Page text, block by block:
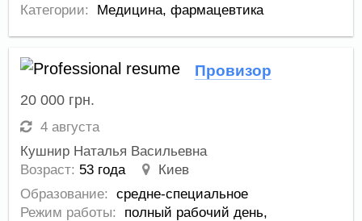
Категории:
Медицина, фармацевтика
Провизор
20 000 грн.
4 августа
Кушнир Наталья Васильевна
Возраст: 53 года
Киев
Образование:
средне-специальное
Режим работы:
полный рабочий день,